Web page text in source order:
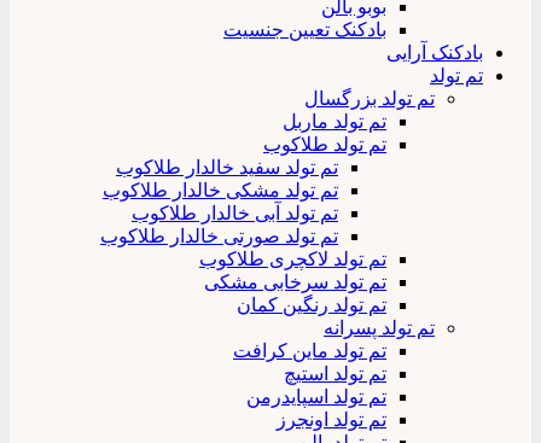
بوبو بالن
بادکنک تعیین جنسیت
بادکنک آرایی
تم تولد
تم تولد بزرگسال
تم تولد ماربل
تم تولد طلاکوب
تم تولد سفید خالدار طلاکوب
تم تولد مشکی خالدار طلاکوب
تم تولد آبی خالدار طلاکوب
تم تولد صورتی خالدار طلاکوب
تم تولد لاکچری طلاکوب
تم تولد سرخابی مشکی
تم تولد رنگین کمان
تم تولد پسرانه
تم تولد ماین کرافت
تم تولد استیچ
تم تولد اسپایدرمن
تم تولد اونجرز